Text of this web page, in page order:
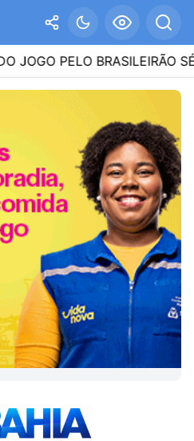
BRASILEIRÃO SÉRIE A